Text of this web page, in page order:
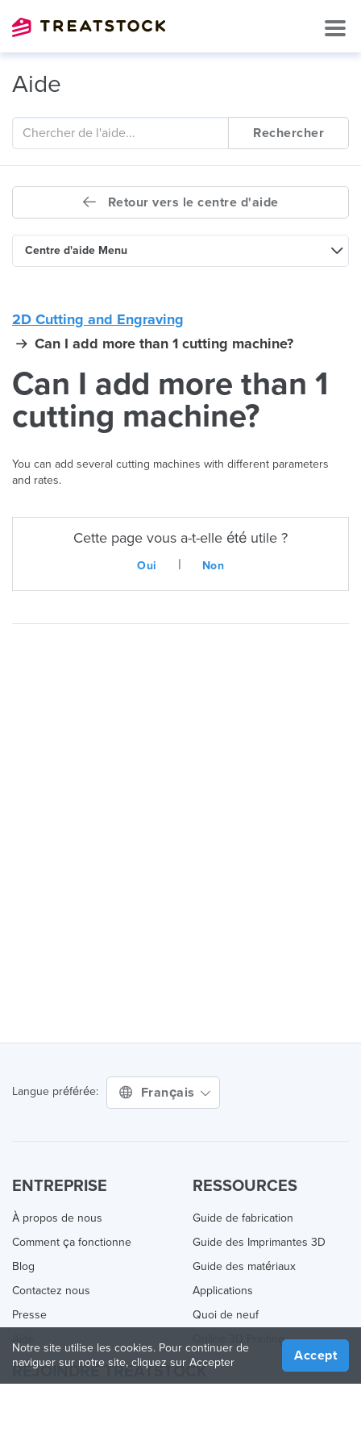
Aide
Rechercher
Retour vers le centre d'aide
Centre d'aide Menu
2D Cutting and Engraving
Can I add more than 1 cutting machine?
Can I add more than 1
cutting machine?
You can add several cutting machines with different parameters
and rates.
Cette page vous a-t-elle été utile ?
Oui | Non
Langue préférée: Français
ENTREPRISE
À propos de nous
Comment ça fonctionne
Blog
Contactez nous
Presse
RESSOURCES
Guide de fabrication
Guide des Imprimantes 3D
Guide des matériaux
Applications
Quoi de neuf
Online 3D Printing
REJOINDRE TREATSTOCK
Notre site utilise les cookies. Pour continuer de
naviguer sur notre site, cliquez sur Accepter
Accept